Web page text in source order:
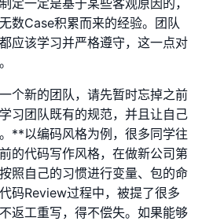
数Case积累而来的经验。团队
应该学习并严格遵守，这一点对
个新的团队，请先暂时忘掉之前
习团队既有的规范，并且让自己
**以编码风格为例，很多同学往
的代码写作风格，在做新公司第
照自己的习惯进行变量、包的命
码Review过程中，被提了很多
返工重写，得不偿失。如果能够